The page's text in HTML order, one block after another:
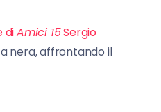
diAmici 15Sergio
nera, affrontando il